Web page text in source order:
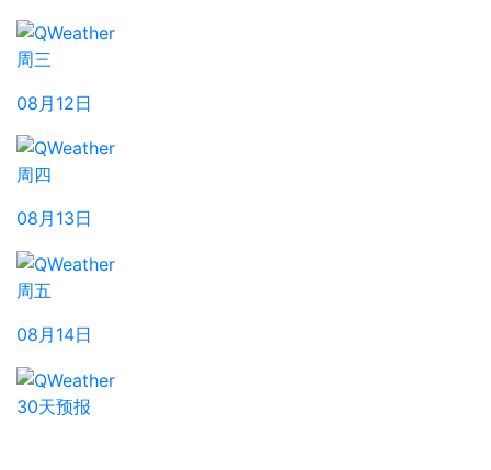
周三
08月12日
周四
08月13日
周五
08月14日
30天预报